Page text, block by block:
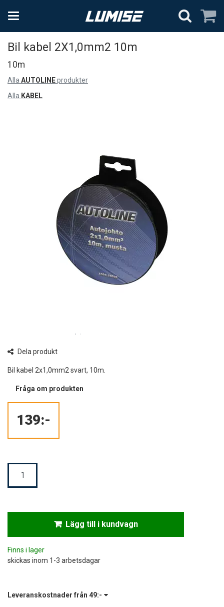
Bil kabel 2X1,0mm2 10m
10m
Alla AUTOLINEprodukter
Alla KABEL
Dela produkt
Bil kabel 2x1,0mm2 svart, 10m.
139:-
Finns i lager
skickas inom 1-3 arbetsdagar
Leveranskostnader från 49:-
Mängd
Lägg till i kundvagn
Fråga om produkten